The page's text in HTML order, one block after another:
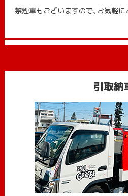
禁煙車もございますので、お気軽に
引取納